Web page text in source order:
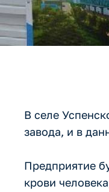
В селе
завода, и в
Предприятие
крови